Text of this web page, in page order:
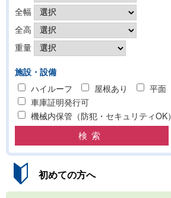
全幅
全高
重量
施設・設備
ハイルーフ
屋根あり
平面
車庫証明発行可
機械内保管（防犯・セキュリティOK）
初めての方へ